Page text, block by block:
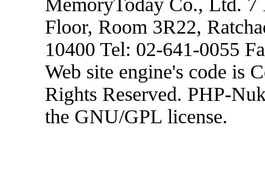
MemoryToday Co., Ltd.
Floor, Room 3R22,
10400 Tel: 02-641-0055
Web site engine's code is
Rights Reserved. PHP-
the GNU/GPL license.